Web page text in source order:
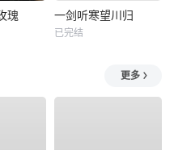
瑰 一剑听寒望川归
已完结
更多